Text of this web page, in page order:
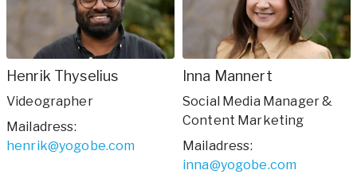
Henrik Thyselius
Videographer
Mailadress:
henrik@yogobe.com
Inna Mannert
Social Media Manager &
Content Marketing
Mailadress:
inna@yogobe.com